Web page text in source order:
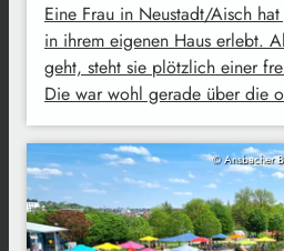
Eine Frau in Neustadt/Aisch
in ihrem eigenen Haus erlebt.
geht, steht sie plötzlich einer
Die war wohl gerade über die
© Ansbacher